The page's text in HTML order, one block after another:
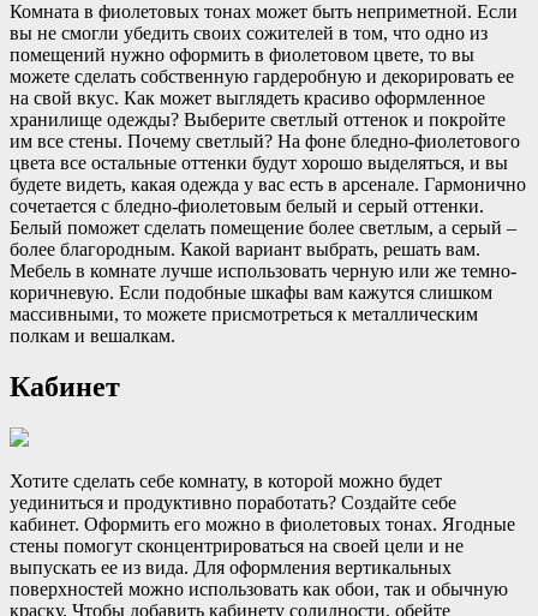
Комната в фиолетовых тонах может быть неприметной. Если
вы не смогли убедить своих сожителей в том, что одно из
помещений нужно оформить в фиолетовом цвете, то вы
можете сделать собственную гардеробную и декорировать ее
на свой вкус. Как может выглядеть красиво оформленное
хранилище одежды? Выберите светлый оттенок и покройте
им все стены. Почему светлый? На фоне бледно-фиолетового
цвета все остальные оттенки будут хорошо выделяться, и вы
будете видеть, какая одежда у вас есть в арсенале. Гармонично
сочетается с бледно-фиолетовым белый и серый оттенки.
Белый поможет сделать помещение более светлым, а серый –
более благородным. Какой вариант выбрать, решать вам.
Мебель в комнате лучше использовать черную или же темно-
коричневую. Если подобные шкафы вам кажутся слишком
массивными, то можете присмотреться к металлическим
полкам и вешалкам.
Кабинет
Хотите сделать себе комнату, в которой можно будет
уединиться и продуктивно поработать? Создайте себе
кабинет. Оформить его можно в фиолетовых тонах. Ягодные
стены помогут сконцентрироваться на своей цели и не
выпускать ее из вида. Для оформления вертикальных
поверхностей можно использовать как обои, так и обычную
краску. Чтобы добавить кабинету солидности, обейте